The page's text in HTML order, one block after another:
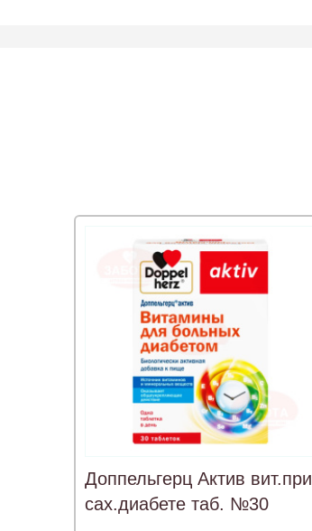
Доппельгерц Актив вит.при
сах.диабете таб. №30